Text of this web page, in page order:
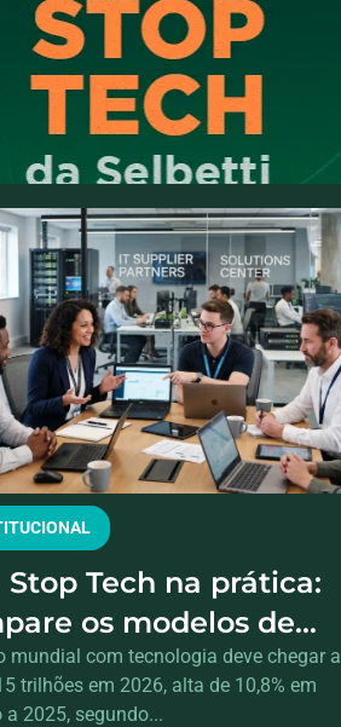
Stop Tech na prática:
os modelos de
de TI e saiba
escolher cada um
mundial com tecnologia deve chegar a
trilhões em 2026, alta de 10,8% em
a 2025, segundo...